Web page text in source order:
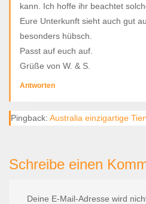
kann. Ich hoffe ihr beachtet
Eure Unterkunft sieht auch gut
besonders hübsch.
Passt auf euch auf.
Grüße von W. & S.
Antworten
Pingback: Australia einzigartige
Schreibe einen
Deine E-Mail-Adresse wird